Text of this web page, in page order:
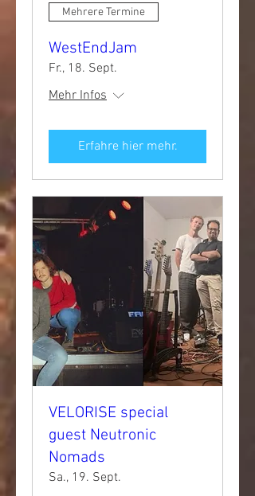
Mehrere Termine
WestEndJam
Fr., 18. Sept.
Mehr Infos
Erfahre hier mehr.
VELORISE special
guest Neutronic
Nomads
Sa., 19. Sept.